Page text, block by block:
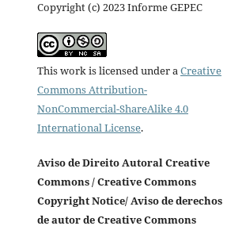
Copyright (c) 2023 Informe GEPEC
This work is licensed under aCreative
Commons Attribution-
NonCommercial-ShareAlike 4.0
International License.
Aviso de Direito Autoral Creative
Commons / Creative Commons
Copyright Notice/ Aviso de derechos
de autor de Creative Commons